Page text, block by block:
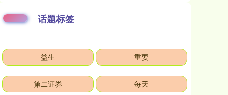
话题标签
益生 重要
第二证券 每天